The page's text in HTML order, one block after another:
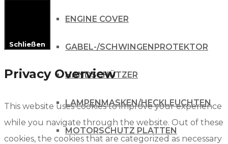
ENGINE COVER
GABEL-/SCHWINGENPROTEKTOR
HANDSCHÜTZER
LAMPENMASKEN/HECKLEUCHTEN
MOTORSCHUTZ PLATTEN
Schließen
Privacy Overview
This website uses cookies to improve your experience
while you navigate through the website. Out of these
cookies, the cookies that are categorized as necessary